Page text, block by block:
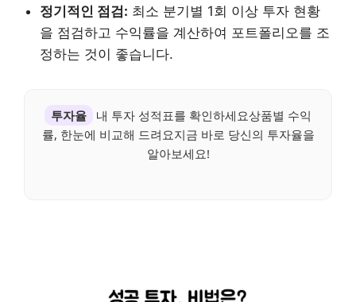
정기적인 점검: 최소 분기별 1회 이상 투자 현황
을 점검하고 수익률을 계산하여 포트폴리오를 조
정하는 것이 좋습니다.
투자율
내 투자 성적표를 확인하세요상품별 수익
률, 한눈에 비교해 드려요지금 바로 당신의 투자율을
알아보세요!